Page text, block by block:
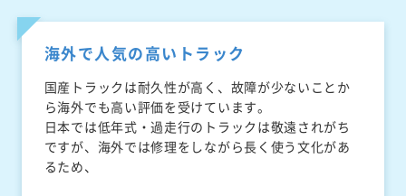
海外で人気の高いトラック
国産トラックは耐久性が高く、故障が少ないことか
ら海外でも高い評価を受けています。
日本では低年式・過走行のトラックは敬遠されがち
ですが、海外では修理をしながら長く使う文化があ
るため、